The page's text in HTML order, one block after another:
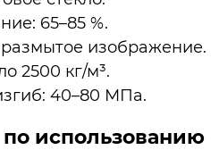
65–85 %.
изображение.
2500 кг/м³.
40–80 МПа.
использованию